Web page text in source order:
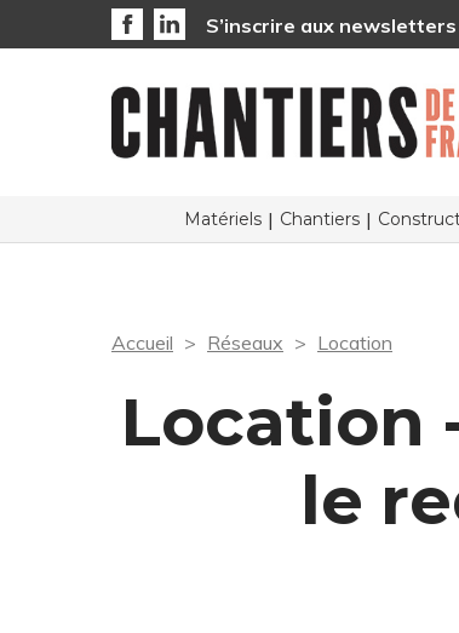
S’inscrire aux newsletters
Matériels Chantiers
Accueil Réseaux Location
Location
le